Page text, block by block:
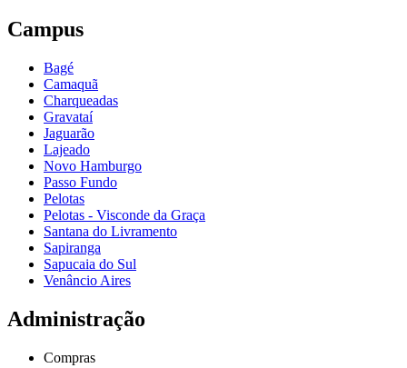
Campus
Bagé
Camaquã
Charqueadas
Gravataí
Jaguarão
Lajeado
Novo Hamburgo
Passo Fundo
Pelotas
Pelotas - Visconde da Graça
Santana do Livramento
Sapiranga
Sapucaia do Sul
Venâncio Aires
Administração
Compras